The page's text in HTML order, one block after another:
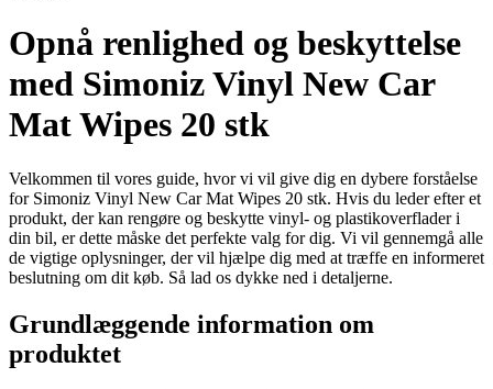
Opnå renlighed og beskyttelse
med Simoniz Vinyl New Car
Mat Wipes 20 stk
Velkommen til vores guide, hvor vi vil give dig en dybere forståelse
for Simoniz Vinyl New Car Mat Wipes 20 stk. Hvis du leder efter et
produkt, der kan rengøre og beskytte vinyl- og plastikoverflader i
din bil, er dette måske det perfekte valg for dig. Vi vil gennemgå alle
de vigtige oplysninger, der vil hjælpe dig med at træffe en informeret
beslutning om dit køb. Så lad os dykke ned i detaljerne.
Grundlæggende information om
produktet